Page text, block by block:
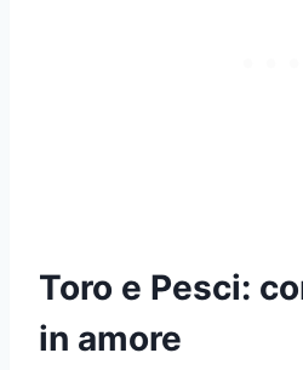
Toro e Pesci:
in amore